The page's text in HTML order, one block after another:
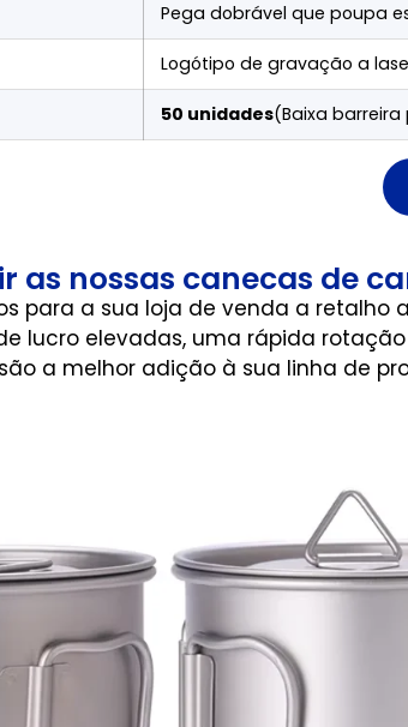
Pega dobrável que poupa
Logótipo de gravação a
50 unidades(Baixa
as nossas canecas de
para a sua loja de venda a retalho
lucro elevadas, uma rápida
a melhor adição à sua linha de